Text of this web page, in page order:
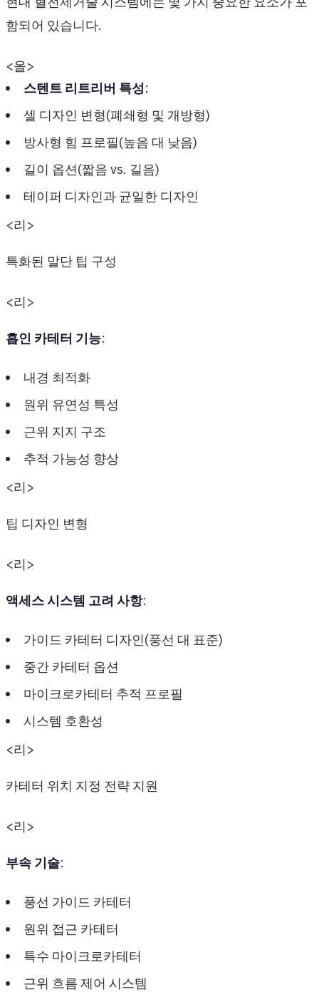
함되어 있습니다.
<올>
스텐트 리트리버 특성:
셀 디자인 변형(폐쇄형 및 개방형)
방사형 힘 프로필(높음 대 낮음)
길이 옵션(짧음 vs. 길음)
테이퍼 디자인과 균일한 디자인
<리>
특화된 말단 팁 구성
<리>
흡인 카테터 기능:
내경 최적화
원위 유연성 특성
근위 지지 구조
추적 가능성 향상
<리>
팁 디자인 변형
<리>
액세스 시스템 고려 사항:
가이드 카테터 디자인(풍선 대 표준)
중간 카테터 옵션
마이크로카테터 추적 프로필
시스템 호환성
<리>
카테터 위치 지정 전략 지원
<리>
부속 기술:
풍선 가이드 카테터
원위 접근 카테터
특수 마이크로카테터
근위 흐름 제어 시스템